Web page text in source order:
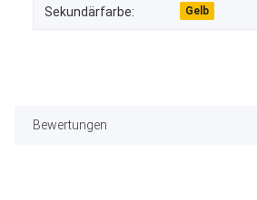
Sekundärfarbe: Gelb
Bewertungen